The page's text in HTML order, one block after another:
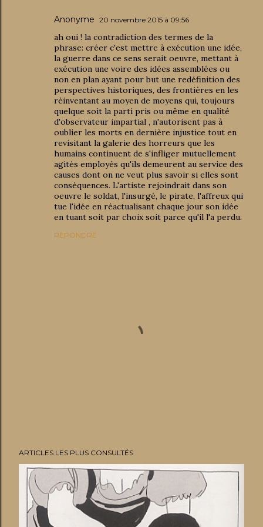
Anonyme 20 novembre 2015 à 09:56
ah oui ! la contradiction des termes de la
phrase: créer c'est mettre à exécution une idée,
la guerre dans ce sens serait oeuvre, mettant à
exécution une voire des idées assemblées ou
non en plan ayant pour but une redéfinition des
perspectives historiques, des frontières en les
réinventant au moyen de moyens qui, toujours
quelque soit la parti pris ou même en qualité
d'observateur impartial , n'autorisent pas à
oublier les morts en dernière injustice tout en
revisitant la galerie des horreurs que les
humains continuent de s'infliger mutuellement
agités employés qu'ils demeurent au service des
causes dont on ne veut plus savoir si elles sont
conséquences. L'artiste rejoindrait dans son
oeuvre le soldat, l'insurgé, le pirate, l'affreux qui
tue l'idée en réactualisant chaque jour son idée
en tuant soit par choix soit parce qu'il l'a perdu.
RÉPONDRE
n
ARTICLES LES PLUS CONSULTÉS